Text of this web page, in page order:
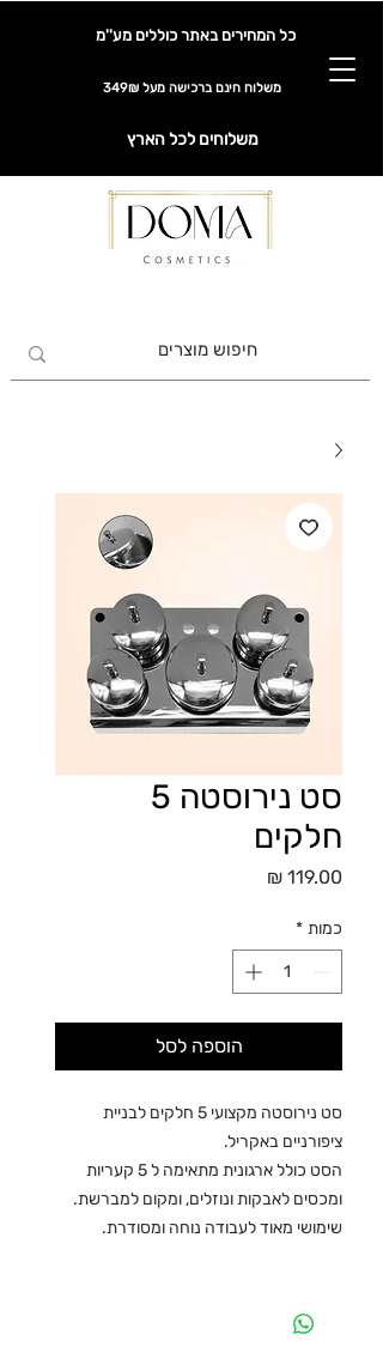
כל המחירים באתר כוללים מע''מ
משלוח חינם ברכישה מעל 349₪
משלוחים לכל הארץ
סט נירוסטה 5
חלקים
כמות *
הוספה לסל
סט נירוסטה מקצועי 5 חלקים לבניית
ציפורניים באקריל.
הסט כולל ארגונית מתאימה ל 5 קעריות
ומכסים לאבקות ונוזלים, ומקום למברשת.
שימושי מאוד לעבודה נוחה ומסודרת.